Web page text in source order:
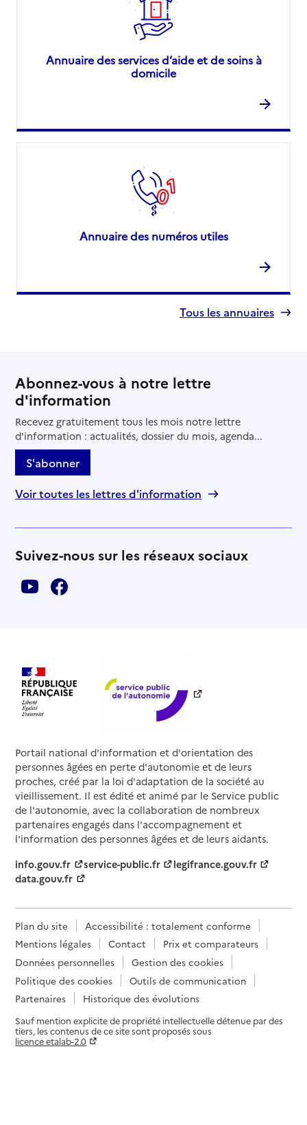
Annuaire des services d’aide et de soins à
domicile
Annuaire des numéros utiles
Tous les annuaires
Abonnez-vous à notre lettre
d'information
Recevez gratuitement tous les mois notre lettre
d'information : actualités, dossier du mois, agenda...
S'abonner
Voir toutes les lettres d'information
Suivez-nous sur les réseaux sociaux
Portail national d'information et d'orientation des
personnes âgées en perte d'autonomie et de leurs
proches, créé par la loi d'adaptation de la société au
vieillissement. Il est édité et animé par le Service public
de l'autonomie, avec la collaboration de nombreux
partenaires engagés dans l'accompagnement et
l'information des personnes âgées et de leurs aidants.
info.gouv.fr
service-public.fr
legifrance.gouv.fr
data.gouv.fr
Plan du site
Accessibilité : totalement conforme
Mentions légales
Contact
Prix et comparateurs
Données personnelles
Gestion des cookies
Politique des cookies
Outils de communication
Partenaires
Historique des évolutions
Sauf mention explicite de propriété intellectuelle détenue par des
tiers, les contenus de ce site sont proposés sous
licence etalab-2.0